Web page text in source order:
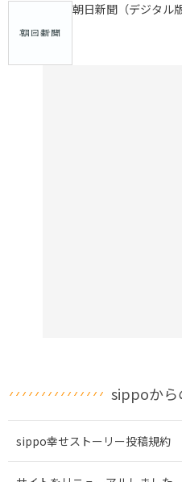
朝日新聞（デジタル版
sippoから
sippo幸せストーリー投稿規約